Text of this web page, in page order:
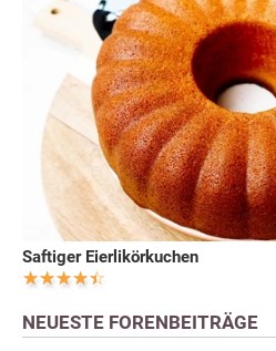
Saftiger Eierlikörkuchen
NEUESTE FORENBEITRÄGE